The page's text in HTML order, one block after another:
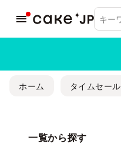
ホーム タイムセール
一覧から探す